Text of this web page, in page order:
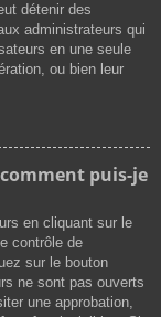
détenir des
administrateurs qui
en une seule
ou bien leur
puis-je
en cliquant sur le
contrôle de
sur le bouton
ne sont pas ouverts
une approbation,